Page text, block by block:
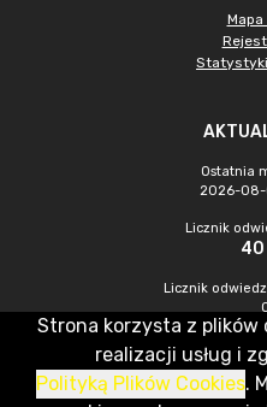
Ostatnia
2026-08-
Licznik
40
Licznik
CMS & Hosting: Nefeni Sp. z o.o.
Strona korzysta z plików
realizacji usług i
Polityką Plików Cookies.